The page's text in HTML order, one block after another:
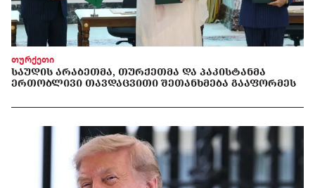
თურქეთი
ᲡᲐᲣᲓᲘᲡ ᲐᲠᲐᲑᲔᲗᲛᲐ, ᲗᲣᲠᲥᲔᲗᲛᲐ ᲓᲐ ᲞᲐᲙᲘᲡᲢᲐᲜᲛᲐ
ᲔᲠᲗᲝᲑᲚᲘᲕᲘ ᲗᲐᲕᲓᲐᲪᲕᲘᲗᲘ ᲨᲔᲗᲐᲜᲮᲛᲔᲑᲐ ᲒᲐᲐᲤᲝᲠᲛᲔᲡ